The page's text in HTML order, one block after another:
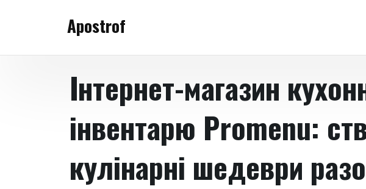
Apostrof
Інтернет-магазин
інвентарю Promenu:
кулінарні шедеври